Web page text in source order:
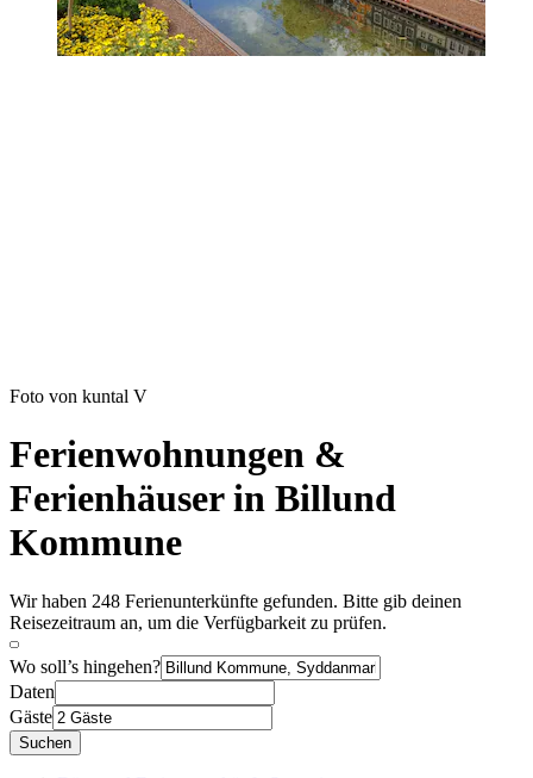
Foto von kuntal V
Ferienwohnungen &
Ferienhäuser in Billund
Kommune
Wir haben 248 Ferienunterkünfte gefunden. Bitte gib deinen
Reisezeitraum an, um die Verfügbarkeit zu prüfen.
Wo soll’s hingehen?
Daten
Gäste
Suchen